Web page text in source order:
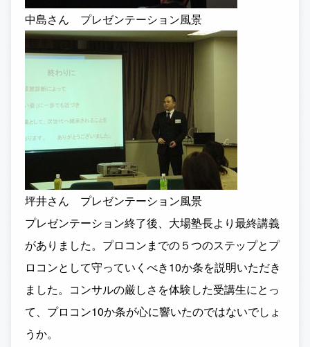
中島さん プレゼンテーション風景
坪井さん プレゼンテーション風景
プレゼンテーション終了後、大場塾長より最終講義
がありました。プロコンまでの５つのステップとプ
ロコンとして守っていくべき10か条を説明いただき
ました。コンサルの厳しさを体験した受講生にとっ
て、プロコン10か条が心に響いたのではないでしょ
うか。